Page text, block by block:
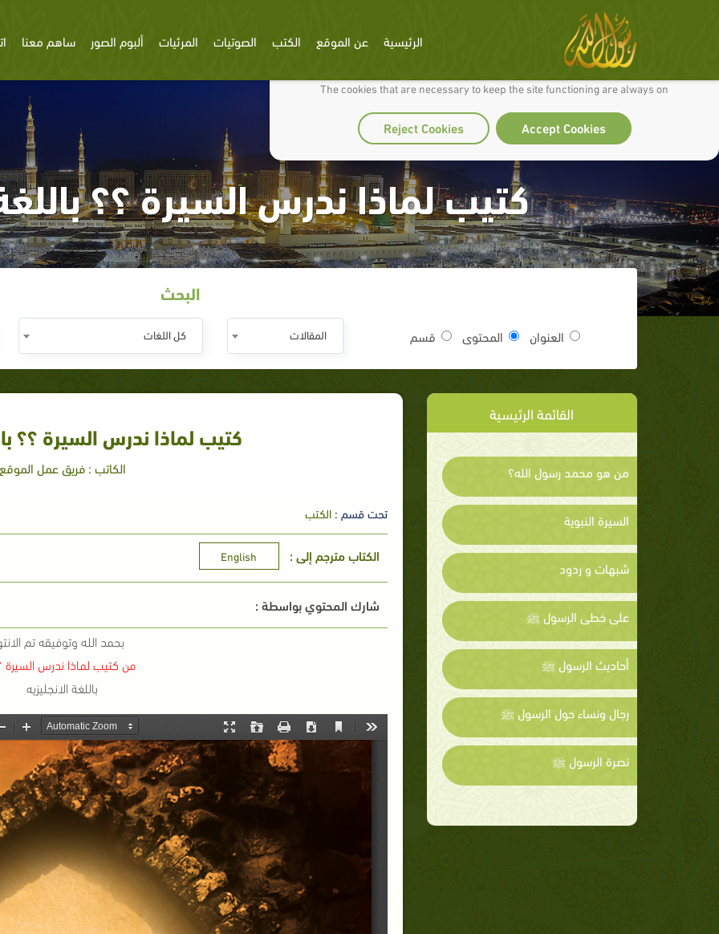
We use cookies to make our site work well for you and so we can continually improve it.
The cookies that are necessary to keep the site functioning are always on
Accept Cookies
Reject Cookies
الرئيسية عن الموقع الكتب الصوتيات المرئيات ألبوم الصور ساهم معنا
كتيب لماذا ندرس السيرة ؟؟
البحث
العنوان المحتوى قسم المقالات كل اللغات
القائمة الرئيسية
من هو محمد رسول الله؟
السيرة النبوية
شبهات و ردود
على خطى الرسول ﷺ
أحاديث الرسول ﷺ
رجال ونساء حول الرسول ﷺ
نصرة الرسول ﷺ
كتيب لماذا ندرس السيرة ؟؟
الكاتب : فريق عمل
تحت قسم :الكتب
الكتاب مترجم إلى : English
شارك المحتوي بواسطة :
بحمد الله وتوفيقه تم
من كتيب لماذا ندرس السيرة
باللغة الانجليزيه